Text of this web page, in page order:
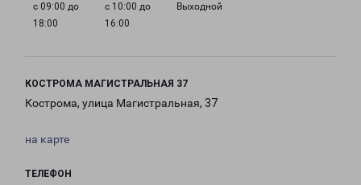
с 09:00 до
18:00
с 10:00 до
16:00
Выходной
КОСТРОМА МАГИСТРАЛЬНАЯ 37
Кострома, улица Магистральная, 37
на карте
ТЕЛЕФОН